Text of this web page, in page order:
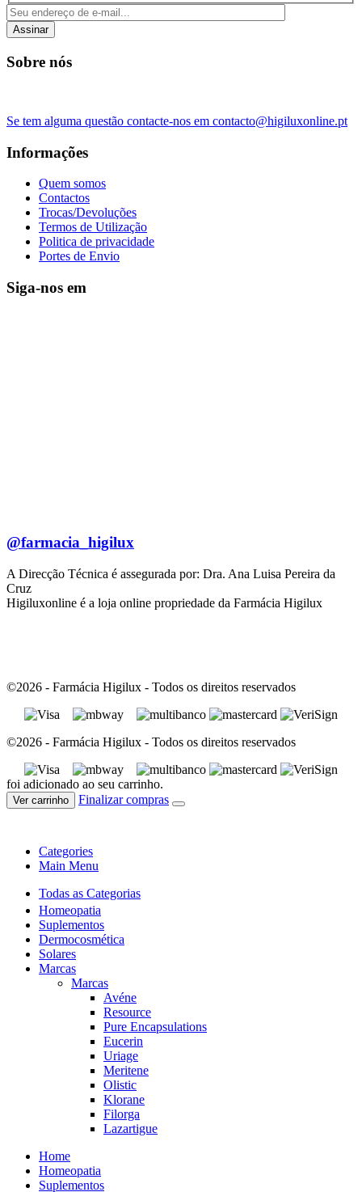
Assinar
Sobre nós
Se tem alguma questão contacte-nos em contacto@higiluxonline.pt
Informações
Quem somos
Contactos
Trocas/Devoluções
Termos de Utilização
Politica de privacidade
Portes de Envio
Siga-nos em
@farmacia_higilux
A Direcção Técnica é assegurada por: Dra. Ana Luisa Pereira da
Cruz
Higiluxonline é a loja online propriedade da Farmácia Higilux
©2026 - Farmácia Higilux - Todos os direitos reservados
©2026 - Farmácia Higilux - Todos os direitos reservados
foi adicionado ao seu carrinho.
Ver carrinho Finalizar compras
Categories
Main Menu
Todas as Categorias
Homeopatia
Suplementos
Dermocosmética
Solares
Marcas
Marcas
Avéne
Resource
Pure Encapsulations
Eucerin
Uriage
Meritene
Olistic
Klorane
Filorga
Lazartigue
Home
Homeopatia
Suplementos